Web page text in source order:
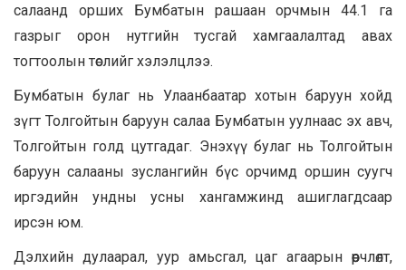
салаанд орших Бумбатын рашаан орчмын 44.1 га
газрыг орон нутгийн тусгай хамгаалалтад авах
тогтоолын төслийг хэлэлцлээ.
Бумбатын булаг нь Улаанбаатар хотын баруун хойд
зүгт Толгойтын баруун салаа Бумбатын уулнаас эх авч,
Толгойтын голд цутгадаг. Энэхүү булаг нь Толгойтын
баруун салааны зуслангийн бүс орчимд оршин суугч
иргэдийн ундны усны хангамжинд ашиглагдсаар
ирсэн юм.
Дэлхийн дулаарал, уур амьсгал, цаг агаарын өөрчлөлт,